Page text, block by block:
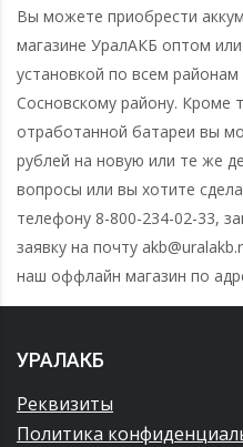
Вы можете приобрести
магазине УралАКБ оптом
установкой по всем
Сосновскому району. Кроме
отработанной батареи вы
рублей на новую или те же
вопросы или вы хотите
телефону 8-800-234-02-33,
заявку на почту
наш оффлайн магазин по
УРАЛАКБ
Реквизиты
Политика